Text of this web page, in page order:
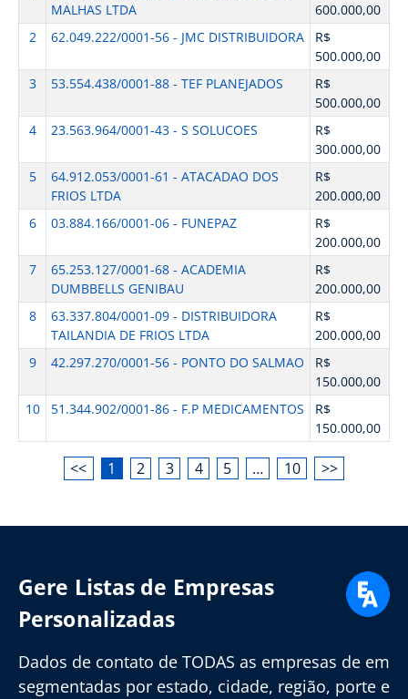
MALHAS LTDA
600.000,00
2
62.049.222/0001-56 - JMC DISTRIBUIDORA
R$
500.000,00
3
53.554.438/0001-88 - TEF PLANEJADOS
R$
500.000,00
4
23.563.964/0001-43 - S SOLUCOES
R$
300.000,00
5
64.912.053/0001-61 - ATACADAO DOS
FRIOS LTDA
R$
200.000,00
6
03.884.166/0001-06 - FUNEPAZ
R$
200.000,00
7
65.253.127/0001-68 - ACADEMIA
DUMBBELLS GENIBAU
R$
200.000,00
8
63.337.804/0001-09 - DISTRIBUIDORA
TAILANDIA DE FRIOS LTDA
R$
200.000,00
9
42.297.270/0001-56 - PONTO DO SALMAO
R$
150.000,00
10
51.344.902/0001-86 - F.P MEDICAMENTOS
R$
150.000,00
<< 1 2 3 4 5 … 10 >>
Gere Listas de Empresas
Personalizadas
Dados de contato de TODAS as empresas de em
segmentadas por estado, cidade, região, porte e